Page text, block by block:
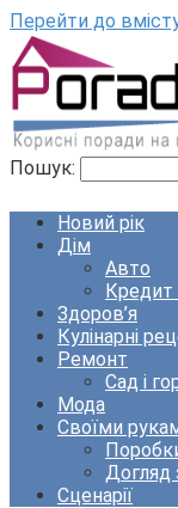
Перейти до
Пошук:
Новий рік
Дім
Авто
Кредит
Здоров’я
Кулінарні
Ремонт
Сад і
Мода
Своїми
Догляд
Сценарії